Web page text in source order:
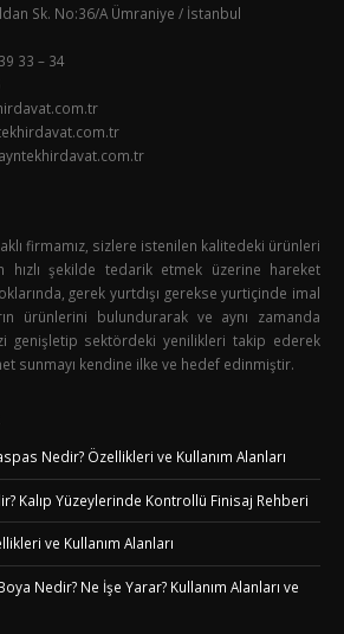
Sk. No:36/A Ümraniye / İstanbul
33 – 34
firmamız, sizlere istenilen kalitedeki ürünleri
şekilde tedarik etmek üzerine hareket
gerek yurtdışı gerekse yurtiçinde imal
ürünlerini bulundurarak ve aynı zamanda
genişletip sektördeki yenilikleri takip ederek
sunmayı kendine ilke ve hedef edinmiştir.
Nedir? Özellikleri ve Kullanım Alanları
Kalıp Yüzeylerinde Kontrollü Finisaj Rehberi
ve Kullanım Alanları
Nedir? Ne İşe Yarar? Kullanım Alanları ve